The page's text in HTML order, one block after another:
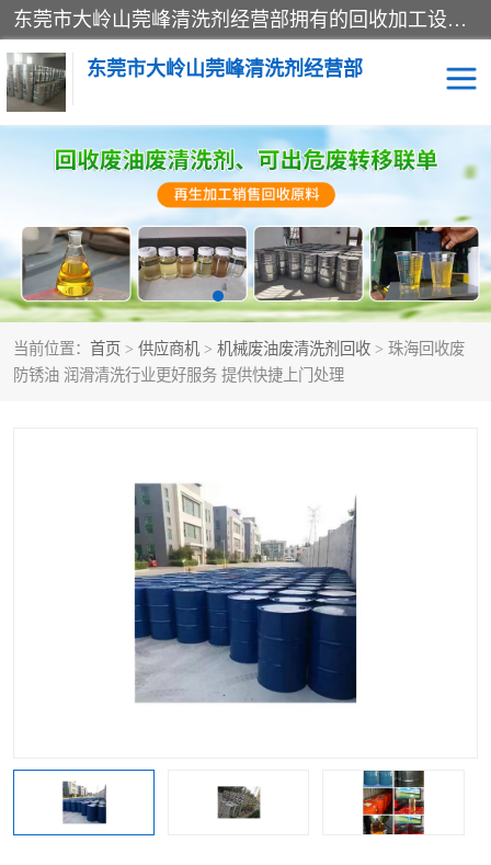
东莞市大岭山莞峰清洗剂经营部拥有的回收加工设备，大量废油回收、废清洗剂回收、废溶剂油回收、机械废油废清洗剂回收、废碳氢回收、碳氢液压油回收、碳氢二氯回收等废清洗剂处理；我们只是提供废旧化工原料的循环使用存放点，执行正规的存放，有正规的回收资质处理。同时我们公司批发零售回收级清洗剂，脱模油再生基础油，质量保证。
东莞市大岭山莞峰清洗剂经营部
当前位置： 首页 > 供应商机 > 机械废油废清洗剂回收 > 珠海回收废
防锈油 润滑清洗行业更好服务 提供快捷上门处理
废清洗剂回收
废溶剂油回收 机械废油废清洗剂回收
废碳氢回收 碳氢液压油回收
碳氢二氯回收 回收废三四氯乙烯
回收废清洗剂 上门回收废清洗剂